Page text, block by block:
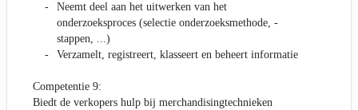
Neemt deel aan het uitwerken van het
onderzoeksproces (selectie onderzoeksmethode, -
stappen, ...)
Verzamelt, registreert, klasseert en beheert informatie
Competentie 9:
Biedt de verkopers hulp bij merchandisingtechnieken